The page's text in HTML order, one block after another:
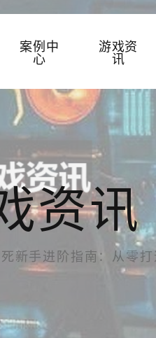
案例中
心
游戏资
讯
资讯
新手进阶指南：从零